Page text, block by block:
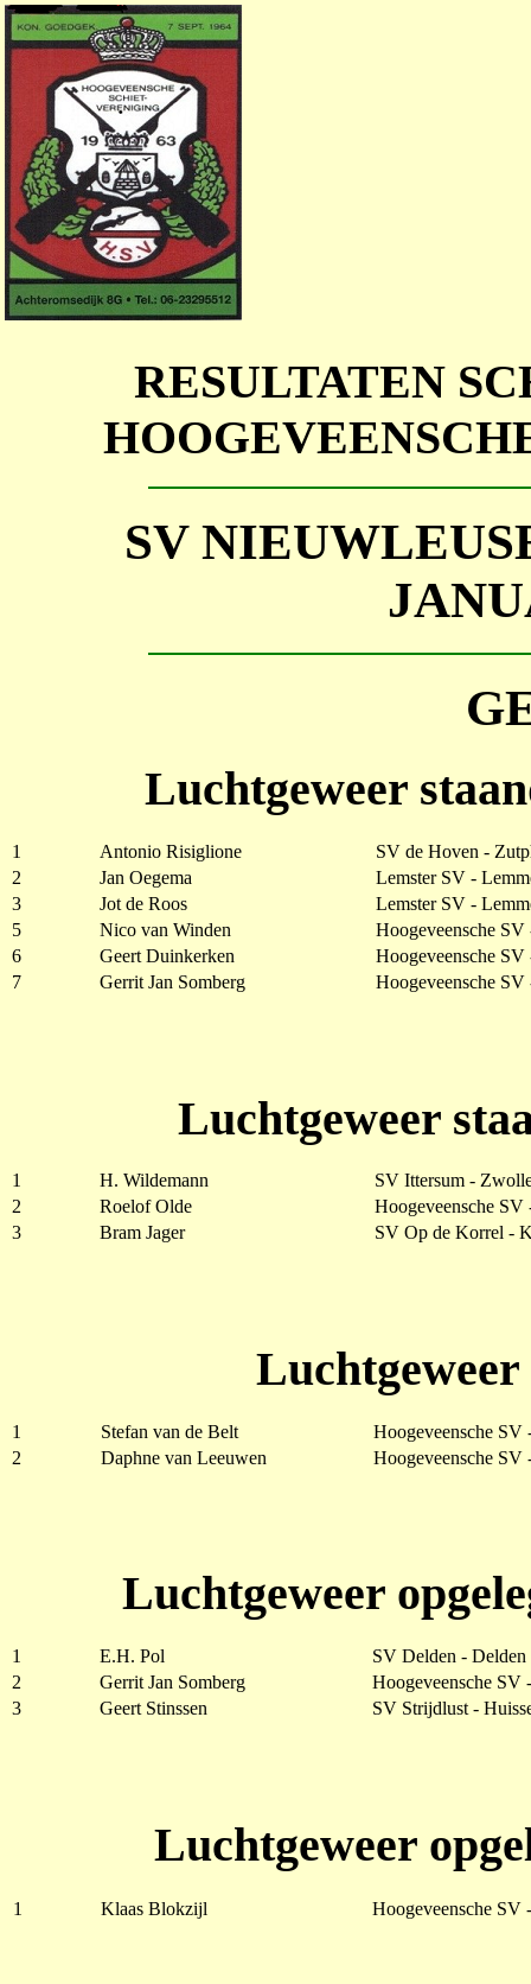
RESULTATEN
SV
Luchtgeweer
1 Antonio Risiglione
SV de Hoven -
2
Jan Oegema
Lemster SV -
3
Jot de Roos
Lemster SV -
5
Nico van Winden
Hoogeveensche SV
6
Geert Duinkerken
Hoogeveensche SV
7
Gerrit Jan Somberg Hoogeveensche SV
Luchtgeweer
1 H. Wildemann
SV Ittersum -
2
Roelof Olde
Hoogeveensche SV
3
Bram Jager SV Op de Korrel -
1 Stefan van de Belt
Hoogeveensche SV
2
Daphne van Leeuwen Hoogeveensche SV
Luchtgeweer
1 E.H. Pol
SV Delden - Delden
2
Gerrit Jan Somberg
Hoogeveensche SV
3
Geert Stinssen SV Strijdlust -
Luchtgeweer
1 Klaas Blokzijl Hoogeveensche SV